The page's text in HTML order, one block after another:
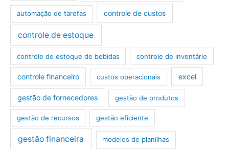
automação de tarefas controle de custos
controle de estoque
controle de estoque de bebidas controle de inventário
controle financeiro custos operacionais excel
gestão de fornecedores gestão de produtos
gestão de recursos gestão eficiente
gestão financeira modelos de planilhas